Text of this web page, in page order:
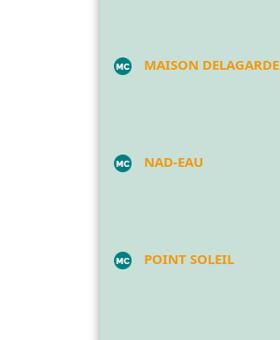
MAISON DELAGARDE
NAD-EAU
POINT SOLEIL